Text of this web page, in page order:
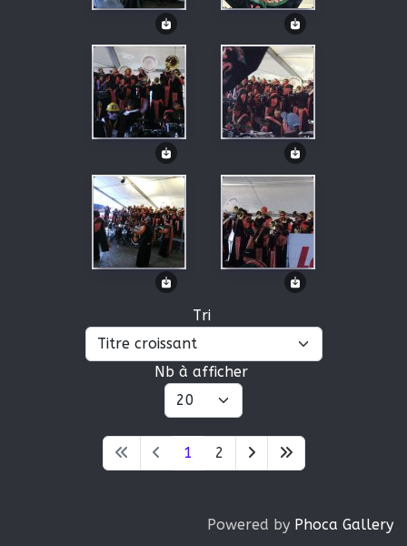
Tri
Nb à afficher
1 2
Powered by Phoca Gallery